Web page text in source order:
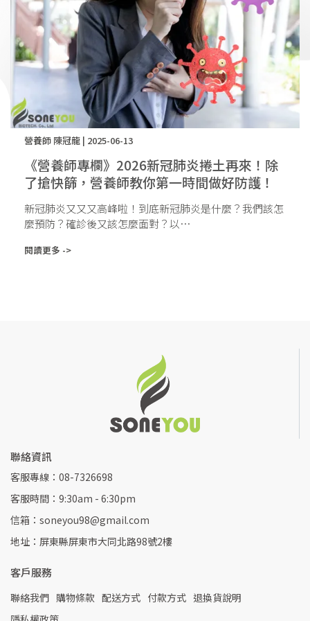
《營養師專欄》2026新冠肺炎捲土再來！除
了搶快篩，營養師教你第一時間做好防護！
營養師 陳冠龍 | 2025-06-13
新冠肺炎又又又高峰啦！到底新冠肺炎是什麼？我們該怎
麼預防？確診後又該怎麼面對？以⋯
閱讀更多 ->
聯絡資訊
客服專線：08-7326698
客服時間：9:30am - 6:30pm
信箱：soneyou98@gmail.com
地址：屏東縣屏東市大同北路98號2樓
客戶服務
聯絡我們 購物條款 配送方式 付款方式 退換貨說明